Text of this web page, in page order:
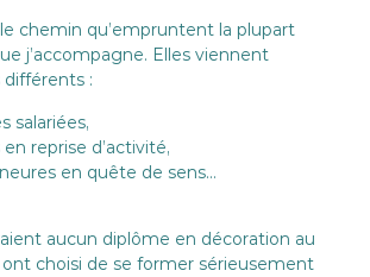
le chemin qu’empruntent la plupart
j’accompagne. Elles viennent
différents :
salariées,
reprise d’activité,
en quête de sens…
aucun diplôme en décoration au
choisi de se former sérieusement